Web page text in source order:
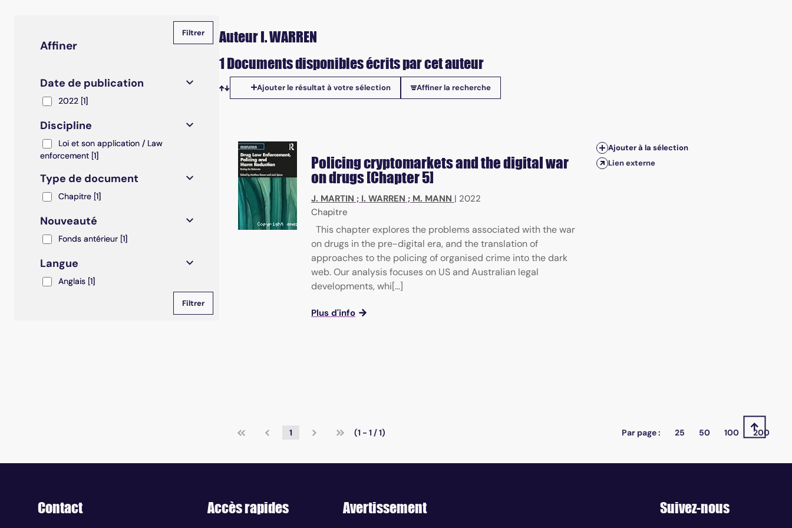
Affiner
Date de publication
20222022 [1]
Discipline
Loi et son application / Law enforcement
Loi et son application / Law
enforcement [1]
Type de document
Chapitre
Chapitre [1]
Nouveauté
Fonds antérieur
Fonds antérieur [1]
Langue
AnglaisAnglais [1]
Auteur I. WARREN
1 Documents disponibles écrits par cet auteur
Tris disponibles
Ajouter le résultat à votre sélection Affiner la recherche
Policing cryptomarkets and the digital war
on drugs [Chapter 5]
J. MARTIN ; I. WARREN ; M. MANN | 2022
Chapitre
This chapter explores the problems associated with the war
on drugs in the pre-digital era, and the translation of
approaches to the policing of organised crime into the dark
web. Our analysis focuses on US and Australian legal
developments, whi[...]
Plus d'info
Ajouter à la sélection
Lien externe
1 (1 - 1 / 1) Par page : 25 50 100 200
Contact Accès rapides Avertissement Suivez-nous